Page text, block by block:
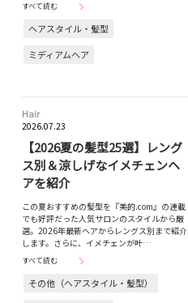
すべて読む
ヘアスタイル・髪型
ミディアムヘア
Hair
2026.07.23
【2026夏の髪型25選】レング
ス別＆涼しげなイメチェンヘ
アを紹介
この夏おすすめの髪型を『美的.com』の連載
でも好評だった人気サロンのスタイルから厳
選。2026年最新ヘアからレングス別まで紹介
します。さらに、イメチェンが叶…
すべて読む
その他（ヘアスタイル・髪型）